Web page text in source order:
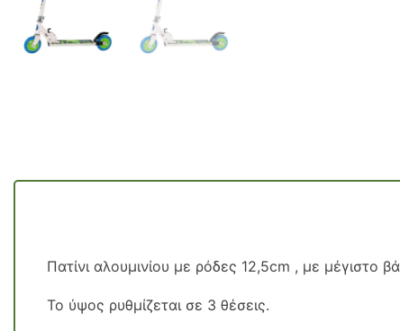
Πατίνι αλουμινίου με ρόδες 12,5cm , με μέγιστο
Το ύψος ρυθμίζεται σε 3 θέσεις.